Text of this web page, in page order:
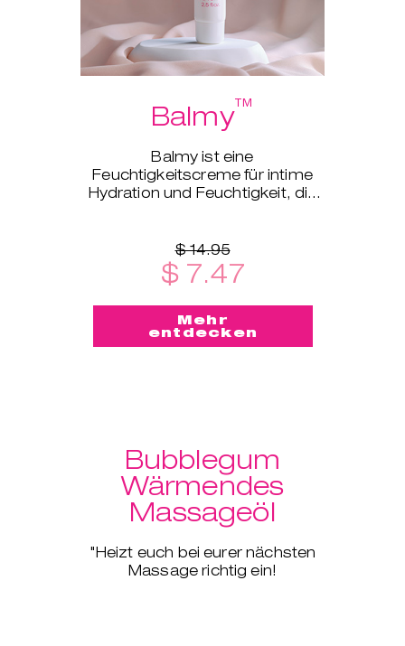
Balmy™
Balmy ist eine
Feuchtigkeitscreme für intime
Hydration und Feuchtigkeit, die
$ 14.95
$ 7.47
Mehr
entdecken
Bubblegum
Wärmendes
Massageöl
"Heizt euch bei eurer nächsten
Massage richtig ein!